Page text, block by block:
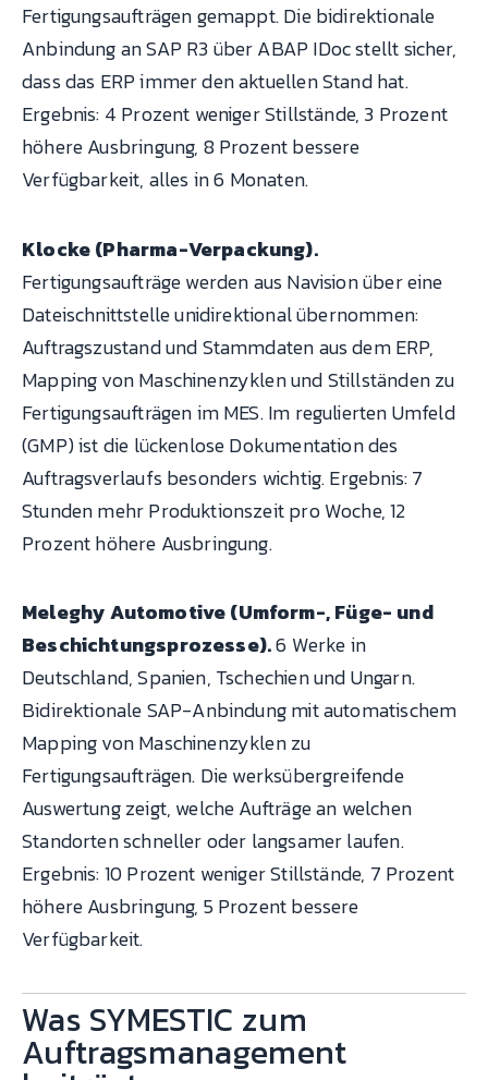
Fertigungsaufträgen gemappt. Die bidirektionale
Anbindung an SAP R3 über ABAP IDoc stellt sicher,
dass das ERP immer den aktuellen Stand hat.
Ergebnis: 4 Prozent weniger Stillstände, 3 Prozent
höhere Ausbringung, 8 Prozent bessere
Verfügbarkeit, alles in 6 Monaten.
Klocke (Pharma-Verpackung).
Fertigungsaufträge werden aus Navision über eine
Dateischnittstelle unidirektional übernommen:
Auftragszustand und Stammdaten aus dem ERP,
Mapping von Maschinenzyklen und Stillständen zu
Fertigungsaufträgen im MES. Im regulierten Umfeld
(GMP) ist die lückenlose Dokumentation des
Auftragsverlaufs besonders wichtig. Ergebnis: 7
Stunden mehr Produktionszeit pro Woche, 12
Prozent höhere Ausbringung.
Meleghy Automotive (Umform-, Füge- und
Beschichtungsprozesse).6 Werke in
Deutschland, Spanien, Tschechien und Ungarn.
Bidirektionale SAP-Anbindung mit automatischem
Mapping von Maschinenzyklen zu
Fertigungsaufträgen. Die werksübergreifende
Auswertung zeigt, welche Aufträge an welchen
Standorten schneller oder langsamer laufen.
Ergebnis: 10 Prozent weniger Stillstände, 7 Prozent
höhere Ausbringung, 5 Prozent bessere
Verfügbarkeit.
Was SYMESTIC zum
Auftragsmanagement